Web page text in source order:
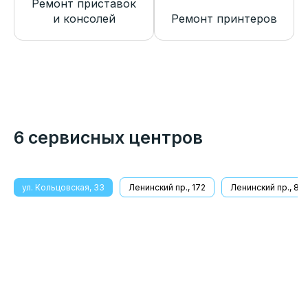
Ремонт приставок
и консолей
Ремонт принтеров
6 сервисных центров
ул. Кольцовская, 33 Ленинский пр., 172 Ленинский пр., 8/1